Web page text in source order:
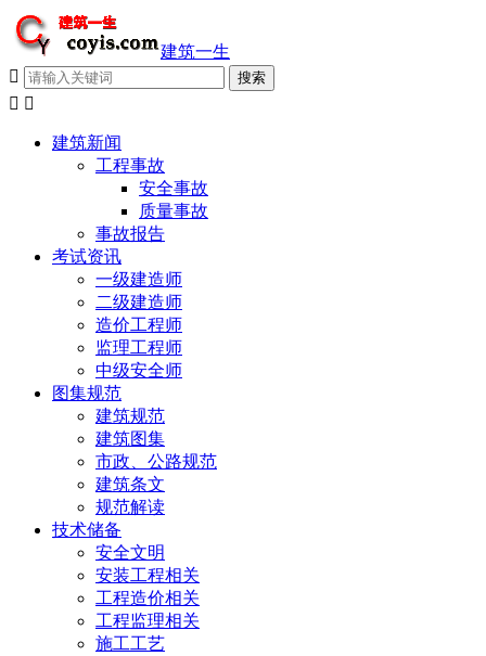
建筑一生

 
建筑新闻
工程事故
安全事故
质量事故
事故报告
考试资讯
一级建造师
二级建造师
造价工程师
监理工程师
中级安全师
图集规范
建筑规范
建筑图集
市政、公路规范
建筑条文
规范解读
技术储备
安全文明
安装工程相关
工程造价相关
工程监理相关
施工工艺